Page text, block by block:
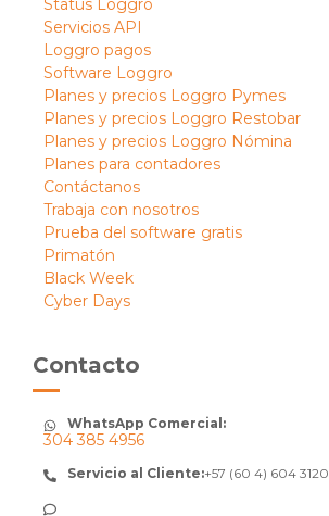
Status Loggro
Servicios API
Loggro pagos
Software Loggro
Planes y precios Loggro Pymes
Planes y precios Loggro Restobar
Planes y precios Loggro Nómina
Planes para contadores
Contáctanos
Trabaja con nosotros
Prueba del software gratis
Primatón
Black Week
Cyber Days
Contacto
WhatsApp Comercial:
304 385 4956
Servicio al Cliente:+57 (60 4) 604 3120